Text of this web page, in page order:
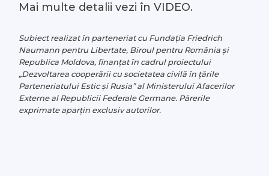
Mai multe detalii vezi în VIDEO.
Subiect realizat în parteneriat cu Fundația Friedrich
Naumann pentru Libertate, Biroul pentru România și
Republica Moldova, finanțat în cadrul proiectului
„Dezvoltarea cooperării cu societatea civilă în țările
Parteneriatului Estic și Rusia” al Ministerului Afacerilor
Externe al Republicii Federale Germane. Părerile
exprimate aparțin exclusiv autorilor.